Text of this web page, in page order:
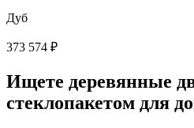
Дуб
373 574 ₽
Ищете деревянные
стеклопакетом для